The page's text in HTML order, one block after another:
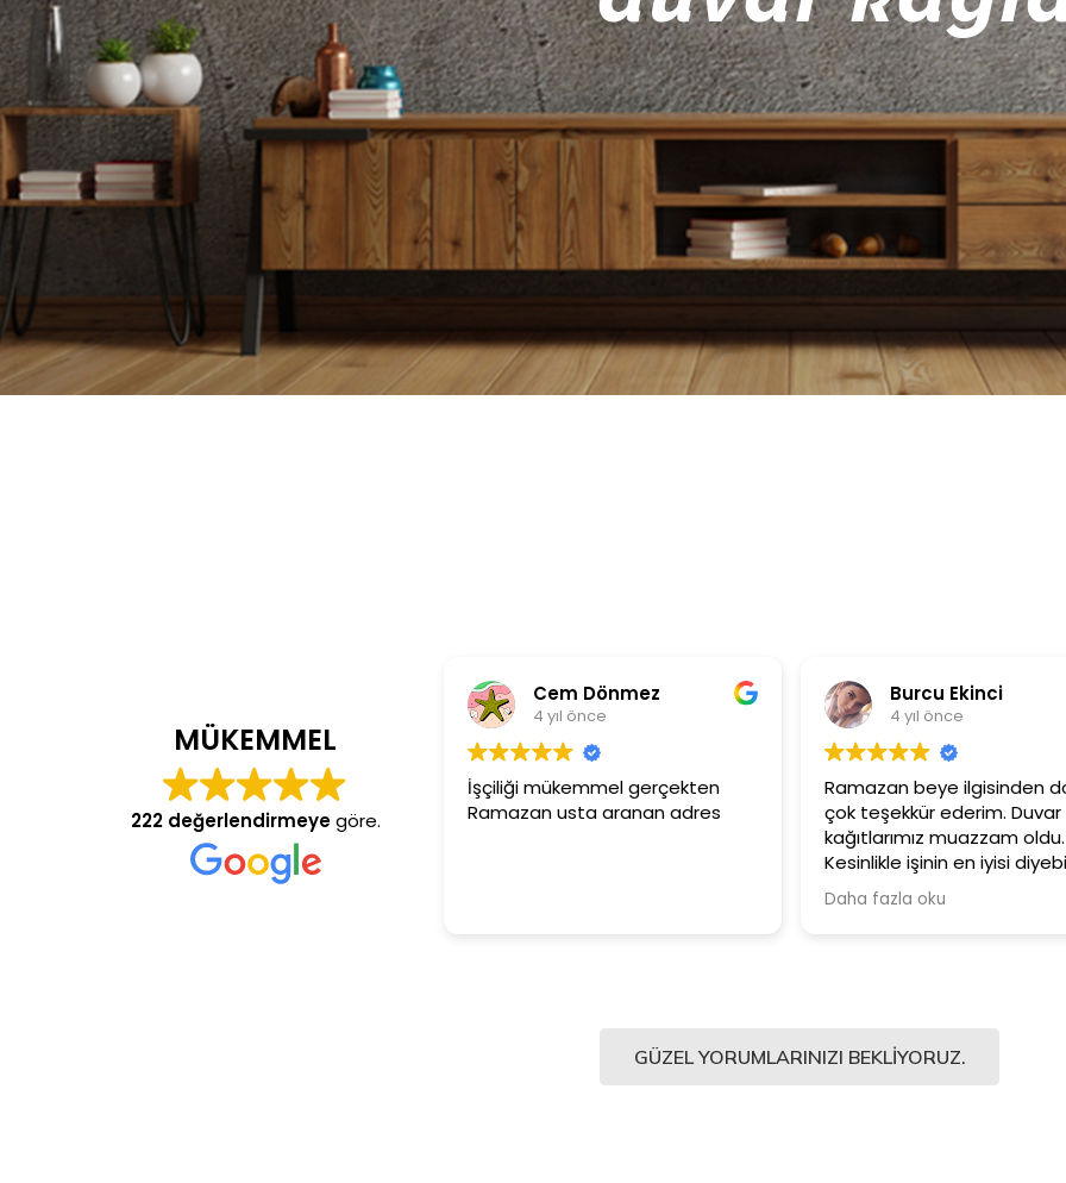
MÜKEMMEL
222 değerlendirmeyegöre.
İşçiliği mükemmel gerçekten
Ramazan usta aranan adres
Burcu Ekinci
Ramazan beye ilgisinden dolayı
çok teşekkür ederim. Duvar
kağıtlarımız muazzam oldu.
Kesinlikle işinin en iyisi diyebilirim.
Şiddetle tavsiye ediyorum.
Ürünler
Güler
GÜZEL YORUMLARINIZI BEKLIYORUZ.